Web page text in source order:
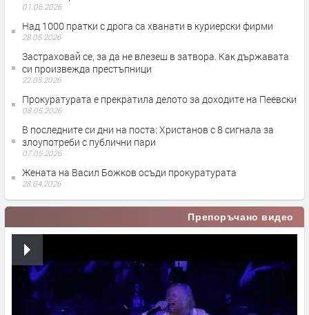
01.06.2026
Над 1000 пратки с дрога са хванати в куриерски фирми
28.05.2026
Застраховай се, за да не влезеш в затвора. Как държавата
си произвежда престъпници
22.05.2026
Прокуратурата е прекратила делото за доходите на Пеевски
08.05.2026
В последните си дни на поста: Христанов с 8 сигнала за
злоупотреби с публични пари
07.05.2026
Жената на Васил Божков осъди прокуратурата
28.04.2026
Препоръчано видео